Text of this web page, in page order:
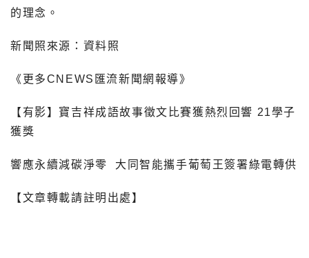
的理念。
新聞照來源：資料照
《更多CNEWS匯流新聞網報導》
【有影】寶吉祥成語故事徵文比賽獲熱烈回響 21學子
獲獎
響應永續減碳淨零 大同智能攜手葡萄王簽署綠電轉供
【文章轉載請註明出處】